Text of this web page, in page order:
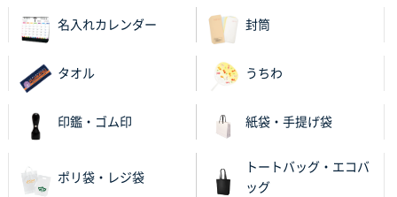
以前発注しているので、データが残っている点が良か
2025年11月25日 16:41
前回同様、安心できるから
名入れカレンダー 封筒
タオル うちわ
印鑑・ゴム印 紙袋・手提げ袋
ポリ袋・レジ袋
トートバッグ・エコバ
ッグ